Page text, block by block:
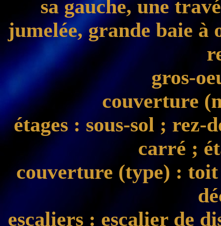
sa gauche, une
jumelée, grande baie à
gros-
couverture
étages : sous-sol ; rez-
carré ;
couverture (type) : toit
escaliers: escalier de